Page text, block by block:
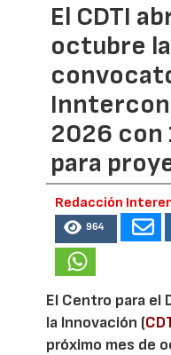
El CDTI
octubre la
2026 con
para
Redacción
964
El Centro para el
la Innovación (
próximo mes de